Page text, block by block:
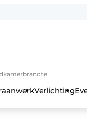
Verlichting